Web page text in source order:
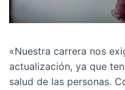
«Nuestra carrera nos
actualización, ya que
salud de las personas.